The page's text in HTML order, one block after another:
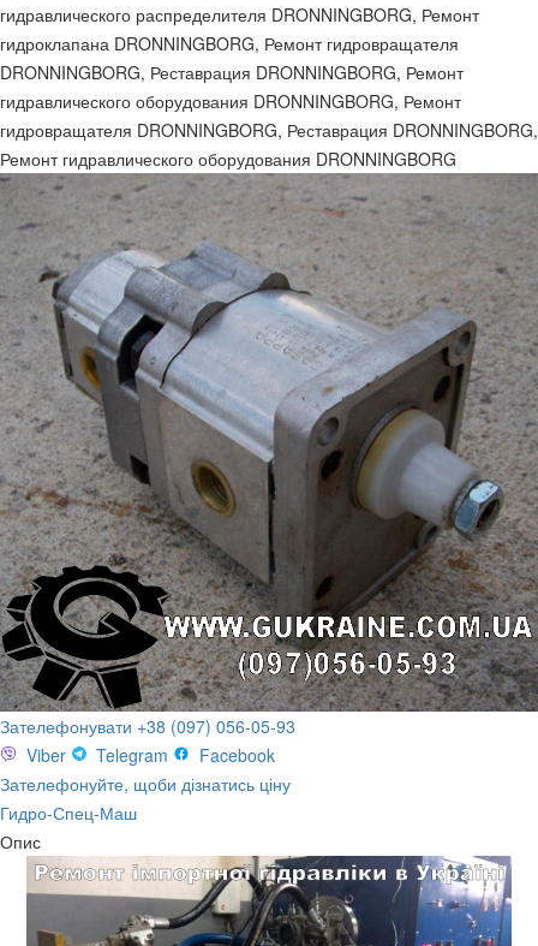
гидравлического распределителя DRONNINGBORG, Ремонт
гидроклапана DRONNINGBORG, Ремонт гидровращателя
DRONNINGBORG, Реставрация DRONNINGBORG, Ремонт
гидравлического оборудования DRONNINGBORG, Ремонт
гидровращателя DRONNINGBORG, Реставрация DRONNINGBORG,
Ремонт гидравлического оборудования DRONNINGBORG
Зателефонувати +38 (097) 056-05-93
Viber
Telegram
Facebook
Зателефонуйте, щоби дізнатись ціну
Гидро-Спец-Маш
Опис